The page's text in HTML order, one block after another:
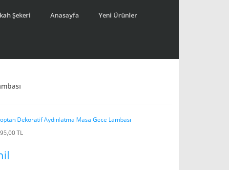
Şekeri Anasayfa Yeni Ürünler
Dekoratif Aydınlatma Masa Gece Lambası
TL